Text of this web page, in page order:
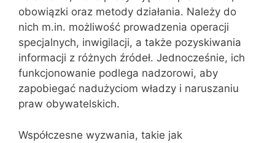
obowiązki oraz metody działania. Należy do
nich m.in. możliwość prowadzenia operacji
specjalnych, inwigilacji, a także pozyskiwania
informacji z różnych źródeł. Jednocześnie, ich
funkcjonowanie podlega nadzorowi, aby
zapobiegać nadużyciom władzy i naruszaniu
praw obywatelskich.
Współczesne wyzwania, takie jak